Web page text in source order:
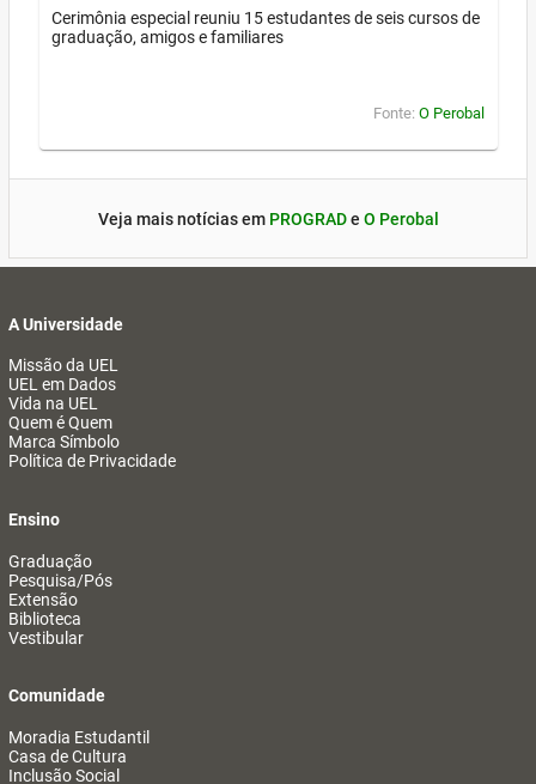
Cerimônia especial reuniu 15 estudantes de seis cursos de
graduação, amigos e familiares
Fonte: O Perobal
Veja mais notícias em PROGRADe O Perobal
A Universidade
Missão da UEL
UEL em Dados
Vida na UEL
Quem é Quem
Marca Símbolo
Política de Privacidade
Ensino
Graduação
Pesquisa/Pós
Extensão
Biblioteca
Vestibular
Comunidade
Moradia Estudantil
Casa de Cultura
Inclusão Social